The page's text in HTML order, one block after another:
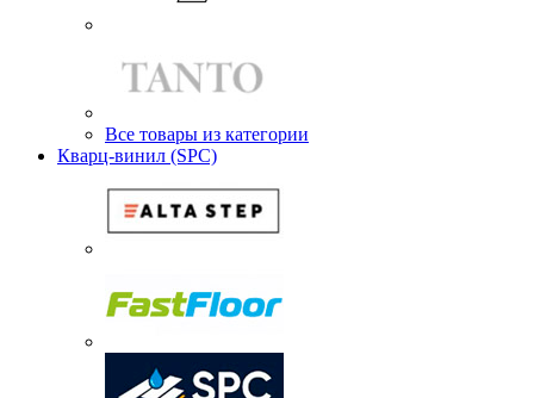
Все товары из категории
Кварц-винил (SPC)